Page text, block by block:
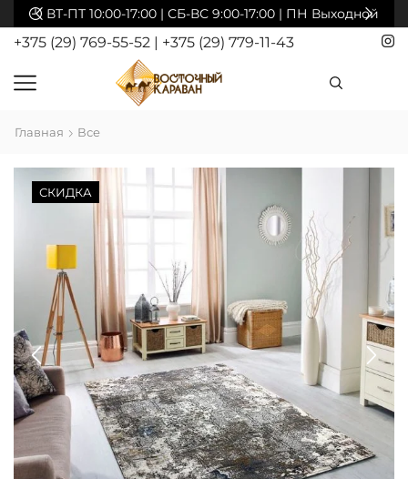
ВТ-ПТ 10:00-17:00 | СБ-ВС 9:00-17:00 | ПН Выходной
+375 (29) 769-55-52 | +375 (29) 779-11-43
Главная Все
СКИДКА